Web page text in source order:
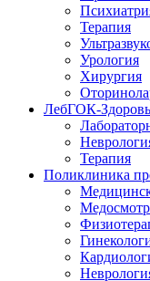
Терапия
Урология
Хирургия
ЛебГОК-
Терапия
Поликлиника